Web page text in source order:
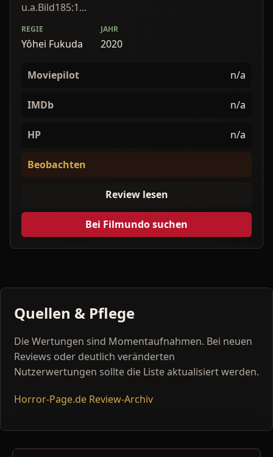
u.a.Bild185:1...
REGIE
Yôhei Fukuda
JAHR
2020
Moviepilot n/a
IMDb n/a
HP n/a
Beobachten
Review lesen
Bei Filmundo suchen
Quellen & Pflege
Die Wertungen sind Momentaufnahmen. Bei neuen
Reviews oder deutlich veränderten
Nutzerwertungen sollte die Liste aktualisiert werden.
Horror-Page.de Review-Archiv